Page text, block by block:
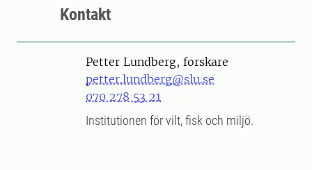
Kontakt
Petter Lundberg, forskare
petter.lundberg@slu.se
070 278 53 21
Institutionen för vilt, fisk och miljö.